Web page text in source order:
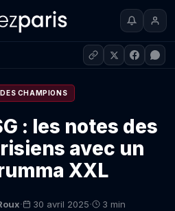
CHAMPIONS
: les notes des
avec un
XXL
· 30 avril 2025· 3 min